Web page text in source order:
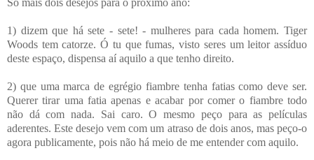
Só mais dois desejos para o próximo ano:
1) dizem que há sete - sete! - mulheres para cada homem. Tiger
Woods tem catorze. Ó tu que fumas, visto seres um leitor assíduo
deste espaço, dispensa aí aquilo a que tenho direito.
2) que uma marca de egrégio fiambre tenha fatias como deve ser.
Querer tirar uma fatia apenas e acabar por comer o fiambre todo
não dá com nada. Sai caro. O mesmo peço para as películas
aderentes. Este desejo vem com um atraso de dois anos, mas peço-o
agora publicamente, pois não há meio de me entender com aquilo.